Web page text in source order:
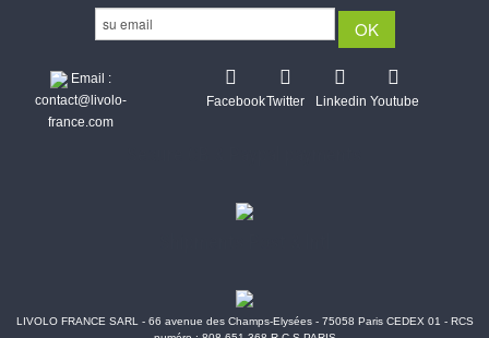
Email :
contact@livolo-
france.com
FacebookTwitter Linkedin Youtube
LIVOLO FRANCE SARL - 66 avenue des Champs-Elysées - 75058 Paris CEDEX 01 - RCS